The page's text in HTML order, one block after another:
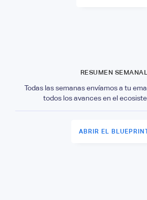
RESUMEN SEMANAL
Todas las semanas envíamos a tu
todos los avances en el
ABRIR EL